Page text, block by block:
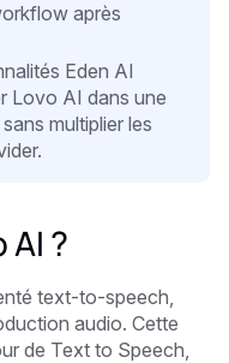
après
Eden AI
Lovo AI dans une
multiplier les
AI ?
text-to-speech,
audio. Cette
de Text to Speech,